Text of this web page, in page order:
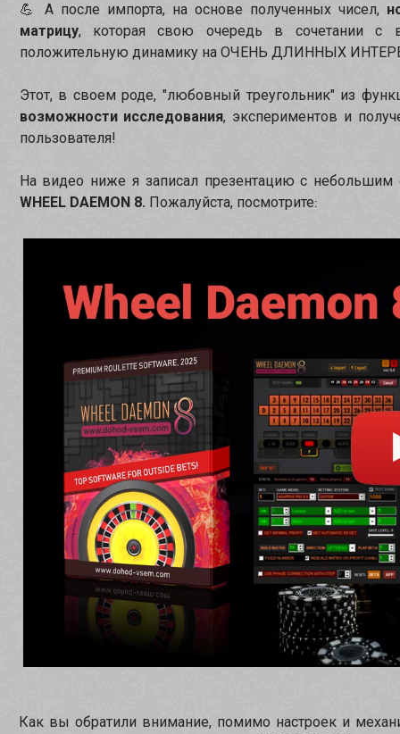
💪 А после импорта, на основе полученных чисел,
матрицу, которая свою очередь в сочетании с
положительную динамику на ОЧЕНЬ ДЛИННЫХ
Этот, в своем роде, "любовный треугольник" из
возможности исследования, экспериментов и
пользователя!
На видео ниже я записал презентацию с
WHEEL DAEMON 8. Пожалуйста, посмотрите:
Как вы обратили внимание, помимо настроек и